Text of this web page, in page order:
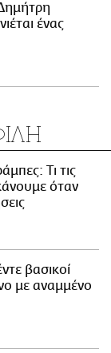
ένας
Τι τις
όταν
βασικοί
με αναμμένο